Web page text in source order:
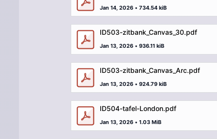
Jan 14, 2026 • 734.54 kiB
ID503-zitbank_Canvas_30.pdf
Jan 13, 2026 • 936.11 kiB
ID503-zitbank_Canvas_Arc.pdf
Jan 13, 2026 • 924.79 kiB
ID504-tafel-London.pdf
Jan 13, 2026 • 1.03 MiB